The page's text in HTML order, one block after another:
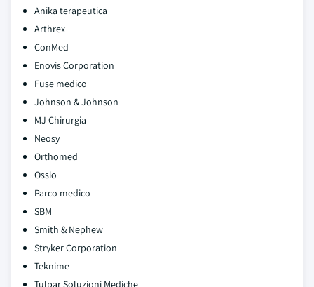
Anika terapeutica
Arthrex
ConMed
Enovis Corporation
Fuse medico
Johnson & Johnson
MJ Chirurgia
Neosy
Orthomed
Ossio
Parco medico
SBM
Smith & Nephew
Stryker Corporation
Teknime
Tulpar Soluzioni Mediche